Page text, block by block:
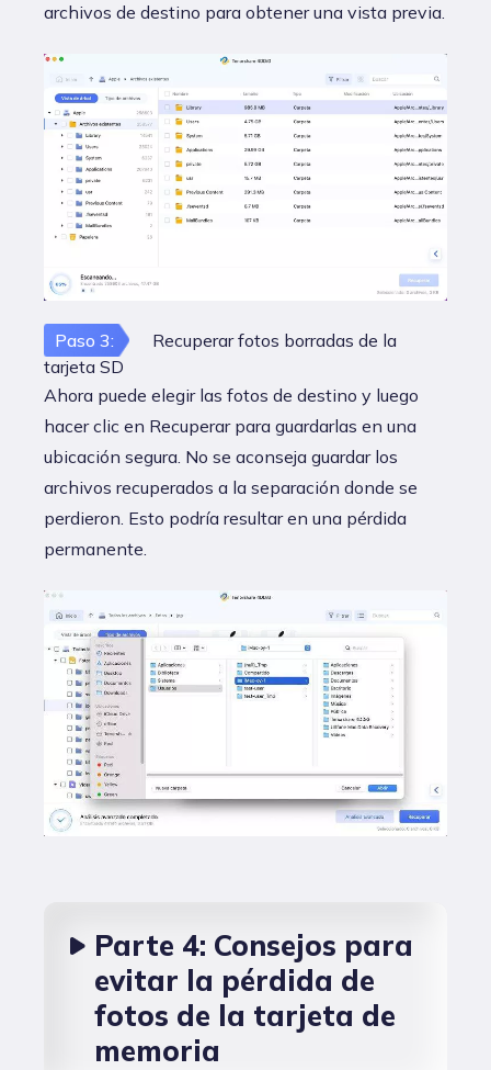
archivos de destino para obtener una vista previa.
Paso 3:
Recuperar fotos borradas de la
tarjeta SD
Ahora puede elegir las fotos de destino y luego
hacer clic en Recuperar para guardarlas en una
ubicación segura. No se aconseja guardar los
archivos recuperados a la separación donde se
perdieron. Esto podría resultar en una pérdida
permanente.
Parte 4: Consejos para
evitar la pérdida de
fotos de la tarjeta de
memoria